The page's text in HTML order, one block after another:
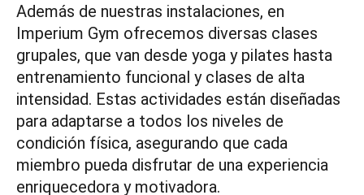
Además de nuestras instalaciones, en
Imperium Gym ofrecemos diversas clases
grupales, que van desde yoga y pilates hasta
entrenamiento funcional y clases de alta
intensidad. Estas actividades están diseñadas
para adaptarse a todos los niveles de
condición física, asegurando que cada
miembro pueda disfrutar de una experiencia
enriquecedora y motivadora.